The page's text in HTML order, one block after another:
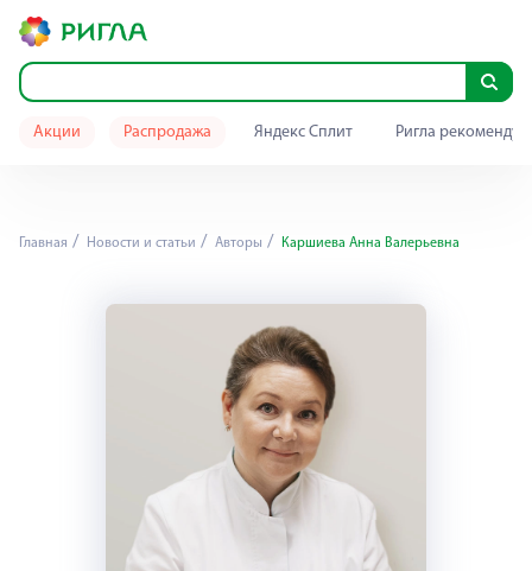
Акции Распродажа Яндекс Сплит Ригла
Главная Новости и статьи Авторы Каршиева Анна Валерьевна